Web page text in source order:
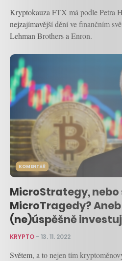
Kryptokauza FTX má podle Petra
nejzajímavější dění ve finančním
Lehman Brothers a Enron.
KOMENTÁŘ
MicroStrategy, nebo
MicroTragedy?
(ne)úspěšně
KRYPTO–13. 11. 2022
Světem, a to nejen tím